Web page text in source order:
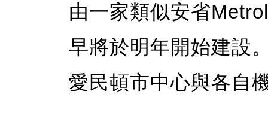
由一家類似安省
早將於明年開始建設
愛民頓市中心與各自